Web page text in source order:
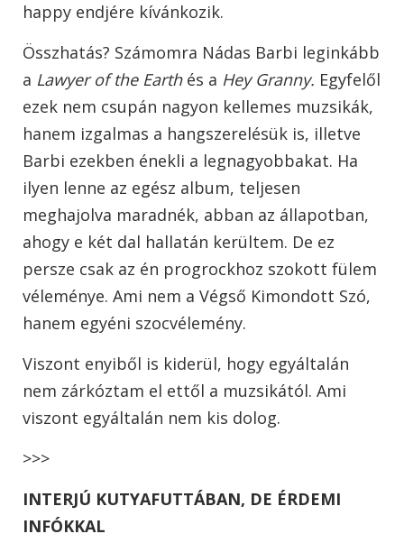
happy endjére kívánkozik.
Összhatás? Számomra Nádas Barbi leginkább
a Lawyer of the Earthés a Hey Granny. Egyfelől
ezek nem csupán nagyon kellemes muzsikák,
hanem izgalmas a hangszerelésük is, illetve
Barbi ezekben énekli a legnagyobbakat. Ha
ilyen lenne az egész album, teljesen
meghajolva maradnék, abban az állapotban,
ahogy e két dal hallatán kerültem. De ez
persze csak az én progrockhoz szokott fülem
véleménye. Ami nem a Végső Kimondott Szó,
hanem egyéni szocvélemény.
Viszont enyiből is kiderül, hogy egyáltalán
nem zárkóztam el ettől a muzsikától. Ami
viszont egyáltalán nem kis dolog.
>>>
INTERJÚ KUTYAFUTTÁBAN, DE ÉRDEMI
INFÓKKAL